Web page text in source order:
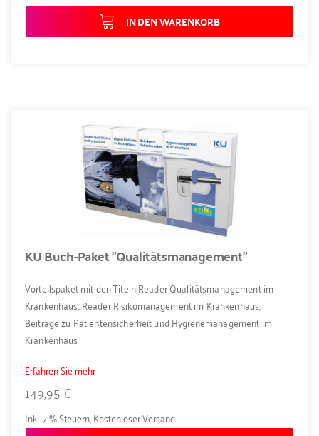
IN DEN WARENKORB
KU Buch-Paket "Qualitätsmanagement"
Vorteilspaket mit den Titeln Reader Qualitätsmanagement im
Krankenhaus, Reader Risikomanagement im Krankenhaus,
Beiträge zu Patientensicherheit und Hygienemanagement im
Krankenhaus
Erfahren Sie mehr
149,95 €
Inkl. 7 % Steuern,Kostenloser Versand